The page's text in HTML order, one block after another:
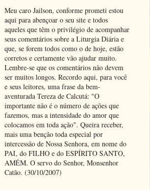
Meu caro Jailson, conforme prometi estou
aqui para abençoar o seu site e todos
aqueles que têm o privilégio de acompanhar
seus comentários sobre a Liturgia Diária e
que, se forem todos como o de hoje, estão
corretos e certamente vão ajudar muito.
Lembre-se que os comentários não devem
ser muitos longos. Recordo aqui, para você
e seus leitores, uma frase da bem-
aventurada Tereza de Calcutá: "O
importante não é o número de ações que
fazemos, mas a intensidade do amor que
colocamos em toda ação". Queira receber,
mais uma benção toda especial por
intercessão de Nossa Senhora, em nome do
PAI, do FILHO e do ESPÍRITO SANTO,
AMÉM. O servo do Senhor, Monsenhor
Catão. (30/10/2007)